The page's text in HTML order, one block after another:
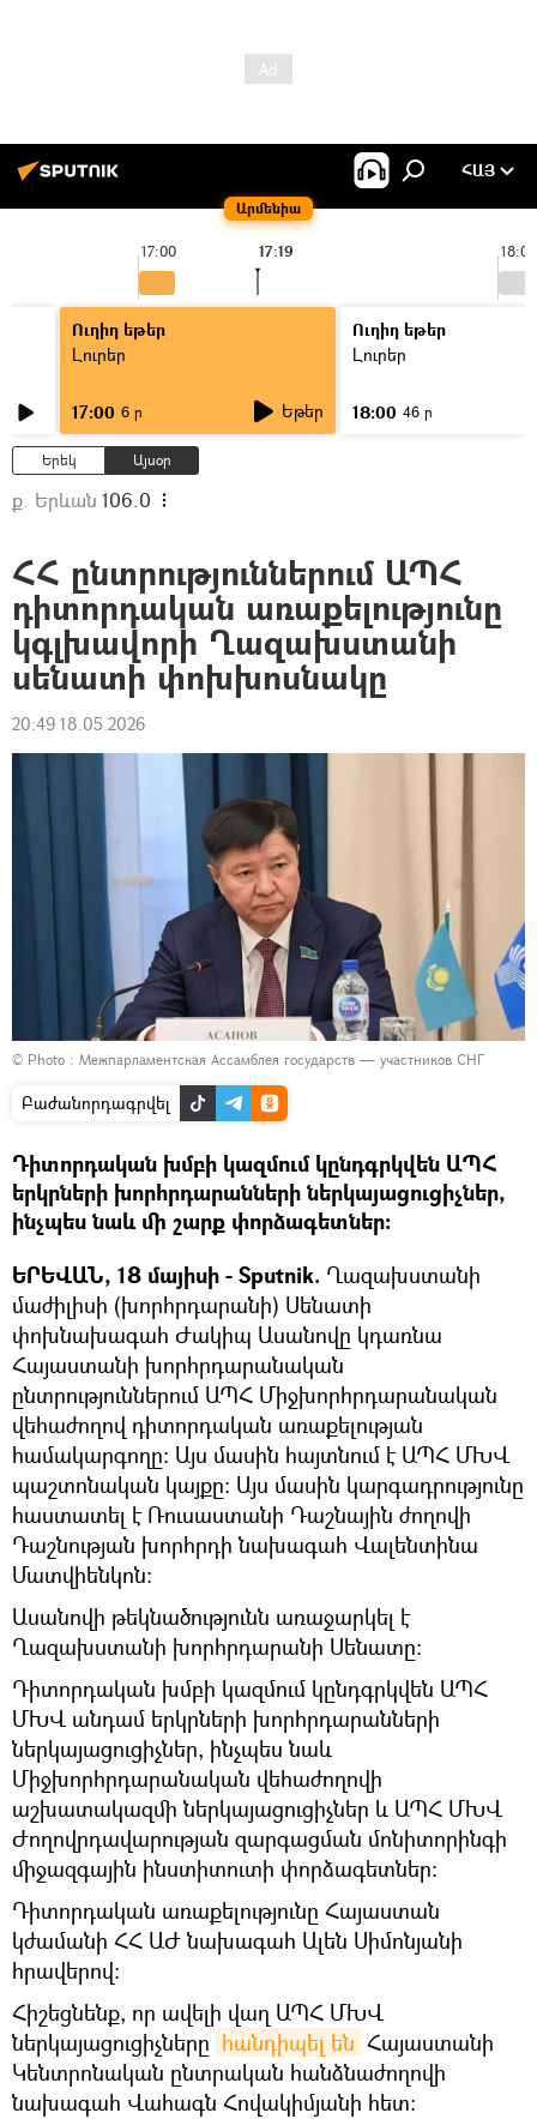
Արմենիա
ՀԱՅ
17:00 18:00
17:19
Ուղիղ եթեր
Լուրեր
17:00 6 ր Եթեր
Ուղիղ եթեր
Լուրեր
18:00 46 ր
Երեկ Այսօր
ք. Երևան 106.0
ՀՀ ընտրություններում ԱՊՀ
դիտորդական առաքելությունը
կգլխավորի Ղազախստանի
սենատի փոխխոսնակը
20:49 18.05.2026
© Photo : Межпарламентская Ассамблея государств — участников СНГ
Բաժանորդագրվել
Դիտորդական խմբի կազմում կընդգրկվեն ԱՊՀ
երկրների խորհրդարանների ներկայացուցիչներ,
ինչպես նաև մի շարք փորձագետներ։
ԵՐԵՎԱՆ, 18 մայիսի - Sputnik. Ղազախստանի
մաժիլիսի (խորհրդարանի) Սենատի
փոխնախագահ Ժակիպ Ասանովը կդառնա
Հայաստանի խորհրդարանական
ընտրություններում ԱՊՀ Միջխորհրդարանական
վեհաժողով դիտորդական առաքելության
համակարգողը։ Այս մասին հայտնում է ԱՊՀ ՄԽՎ
պաշտոնական կայքը։ Այս մասին կարգադրությունը
հաստատել է Ռուսաստանի Դաշնային ժողովի
Դաշնության խորհրդի նախագահ Վալենտինա
Մատվիենկոն։
Ասանովի թեկնածությունն առաջարկել է
Ղազախստանի խորհրդարանի Սենատը։
Դիտորդական խմբի կազմում կընդգրկվեն ԱՊՀ
ՄԽՎ անդամ երկրների խորհրդարանների
ներկայացուցիչներ, ինչպես նաև
Միջխորհրդարանական վեհաժողովի
աշխատակազմի ներկայացուցիչներ և ԱՊՀ ՄԽՎ
Ժողովրդավարության զարգացման մոնիտորինգի
միջազգային ինստիտուտի փորձագետներ։
Դիտորդական առաքելությունը Հայաստան
կժամանի ՀՀ ԱԺ նախագահ Ալեն Սիմոնյանի
հրավերով։
Հիշեցնենք, որ ավելի վաղ ԱՊՀ ՄԽՎ
ներկայացուցիչները հանդիպել են Հայաստանի
Կենտրոնական ընտրական հանձնաժողովի
նախագահ Վահագն Հովակիմյանի հետ։